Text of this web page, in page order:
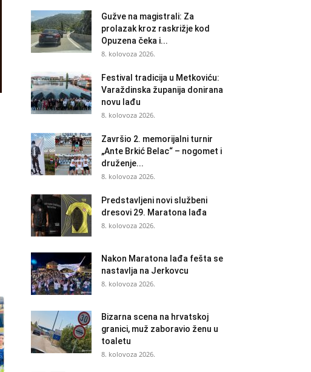
Gužve na magistrali: Za
prolazak kroz raskrižje kod
Opuzena čeka i...
8. kolovoza 2026.
Festival tradicija u Metkoviću:
Varaždinska županija donirana
novu lađu
8. kolovoza 2026.
Završio 2. memorijalni turnir
„Ante Brkić Belac“ – nogomet i
druženje...
8. kolovoza 2026.
Predstavljeni novi službeni
dresovi 29. Maratona lađa
8. kolovoza 2026.
Nakon Maratona lađa fešta se
nastavlja na Jerkovcu
8. kolovoza 2026.
Bizarna scena na hrvatskoj
granici, muž zaboravio ženu u
toaletu
8. kolovoza 2026.